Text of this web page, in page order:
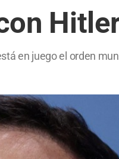
en juego el orden